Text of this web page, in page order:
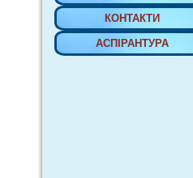
КОНТАКТИ
АСПIРАНТУРА